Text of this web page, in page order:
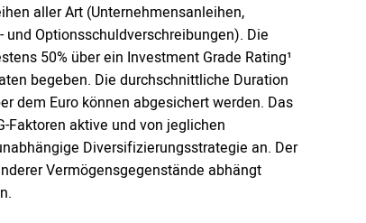
aller Art (Unternehmensanleihen,
Optionsschuldverschreibungen). Die
50% über ein Investment Grade Rating¹
begeben. Die durchschnittliche Duration
dem Euro können abgesichert werden. Das
Faktoren aktive und von jeglichen
Diversifizierungsstrategie an. Der
Vermögensgegenstände abhängt